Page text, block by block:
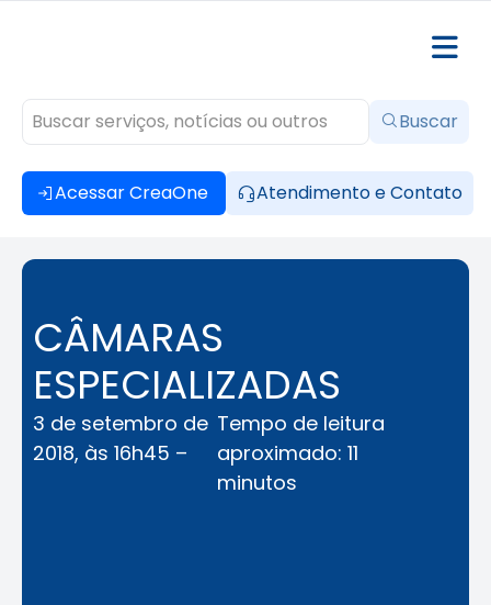
Acessar CreaOne Atendimento e Contato
Buscar
CÂMARAS
ESPECIALIZADAS
3 de setembro de
2018, às 16h45 –
Tempo de leitura
aproximado: 11
minutos